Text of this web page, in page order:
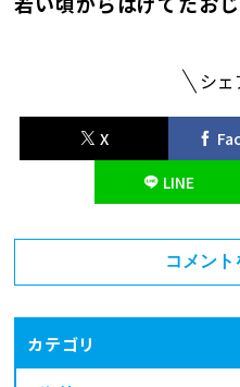
シェ
X
LINE
コメン
カテゴリ